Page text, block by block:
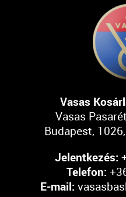
Vasas
Vasas
Budapest,
Jelentkezés:
Telefon:
E-mail: